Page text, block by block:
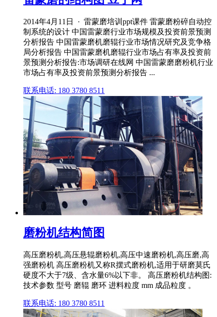
2014年4月11日 · 雷蒙磨培训ppt课件 雷蒙磨粉碎自动控
制系统的设计 中国雷蒙磨行业市场规模及投资前景预测
分析报告 中国雷蒙磨机磨辊行业市场情况研究及竞争格
局分析报告 中国雷蒙磨机磨辊行业市场占有率及投资前
景预测分析报告:市场调研在线网 中国雷蒙磨磨粉机行业
市场占有率及投资前景预测分析报告 ...
联系电话: 180 3780 8511
磨粉机结构简图
高压磨粉机,高压悬辊磨粉机,高压中速磨粉机,高压磨,高
强磨粉机 高压磨粉机又称R摆式磨粉机,适用于研磨莫氏
硬度不大于7级、含水量6%以下非。 高压磨粉机结构图:
技术参数 型号 磨辊 磨环 进料粒度 mm 成品粒度 。
联系电话: 180 3780 8511